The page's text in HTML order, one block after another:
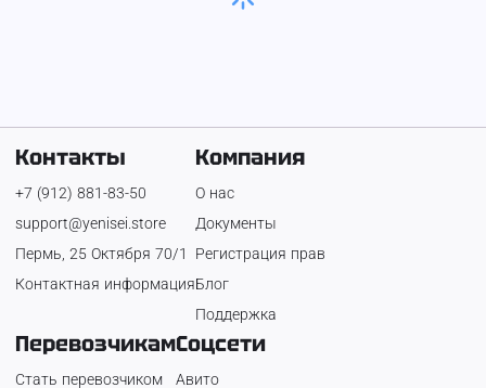
Контакты
+7 (912) 881-83-50
support@yenisei.store
Пермь, 25 Октября 70/1
Контактная информация
Компания
О нас
Документы
Регистрация прав
Блог
Поддержка
Перевозчикам
Стать перевозчиком
Соцсети
Авито